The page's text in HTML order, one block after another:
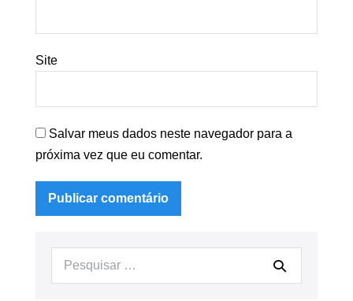
Site
Salvar meus dados neste navegador para a
próxima vez que eu comentar.
Procurar: